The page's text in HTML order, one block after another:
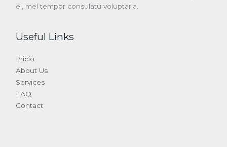
ei, mel tempor consulatu voluptaria.
Useful Links
Inicio
About Us
Services
FAQ
Contact